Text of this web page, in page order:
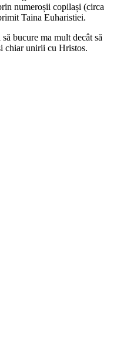
numeroșii copilași (circa
Taina Euharistiei.
bucure ma mult decât să
chiar unirii cu Hristos.